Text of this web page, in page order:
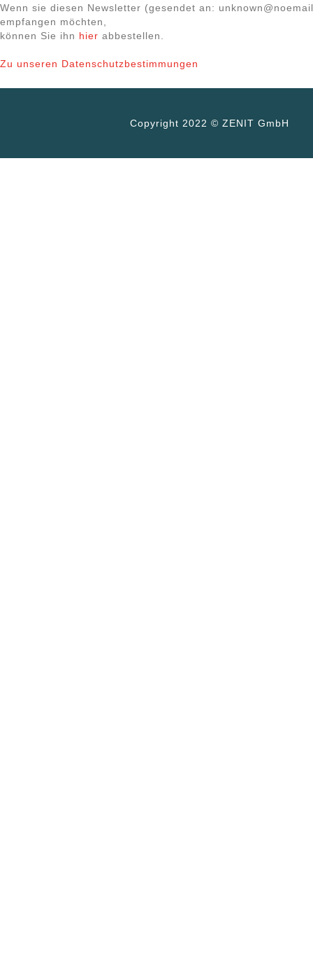
Wenn sie diesen Newsletter (gesendet an:
empfangen möchten,
können Sie ihn hier abbestellen.
Zu unseren Datenschutzbestimmungen
Copyright 2022 © ZENIT GmbH